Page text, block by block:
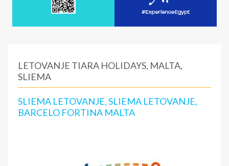
LETOVANJE TIARA HOLIDAYS, MALTA,
SLIEMA
SLIEMA LETOVANJE, SLIEMA LETOVANJE,
BARCELO FORTINA MALTA